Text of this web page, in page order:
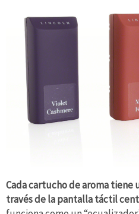
Cada cartucho de aroma tiene
través de la pantalla táctil